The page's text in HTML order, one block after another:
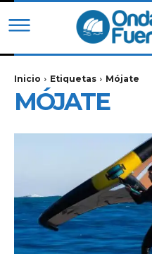
Inicio Etiquetas Mójate
MÓJATE